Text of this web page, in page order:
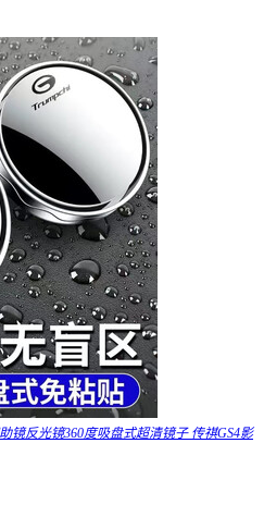
镜反光镜360度吸盘式超清镜子 传祺GS4影